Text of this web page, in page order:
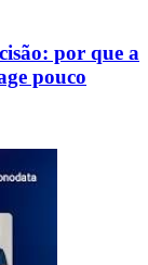
por que a
pouco